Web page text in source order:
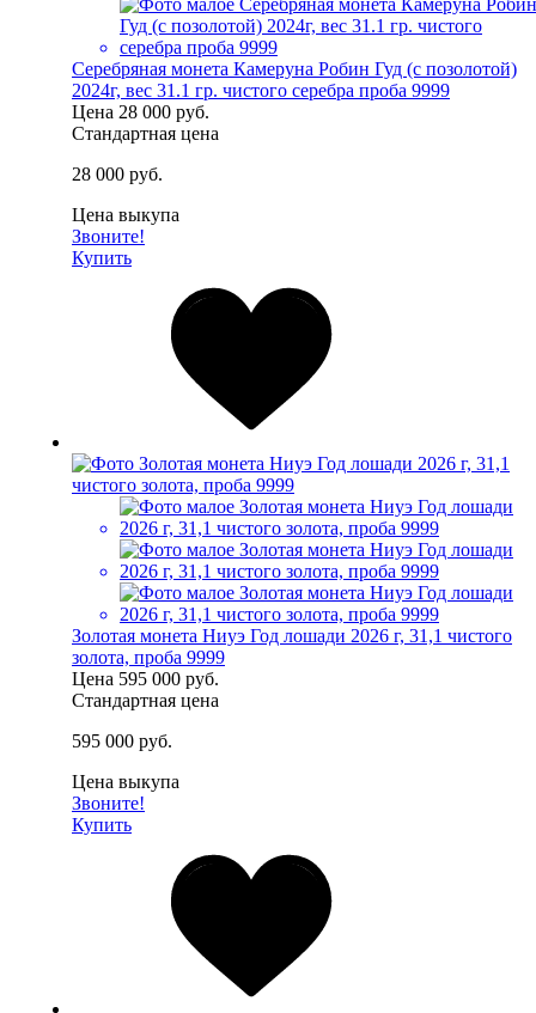
Серебряная монета Камеруна Робин Гуд (с позолотой)
2024г, вес 31.1 гр. чистого серебра проба 9999
Цена 28 000 руб.
Стандартная цена
28 000 руб.
Цена выкупа
Звоните!
Купить
Золотая монета Ниуэ Год лошади 2026 г, 31,1 чистого
золота, проба 9999
Цена 595 000 руб.
Стандартная цена
595 000 руб.
Цена выкупа
Звоните!
Купить